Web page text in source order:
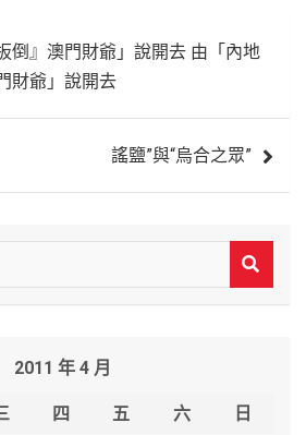
倒』澳門財爺」說開去 由「內地
財爺」說開去
謠鹽”與“烏合之眾”
2011 年 4 月
四 五 六
日